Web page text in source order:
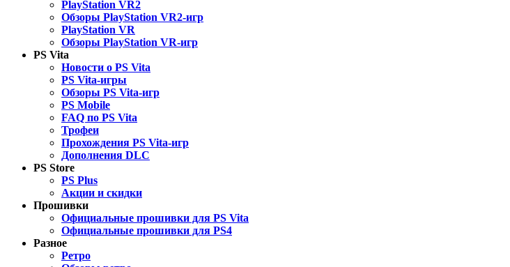
PlayStation VR2
Обзоры PlayStation VR2-игр
PlayStation VR
Обзоры PlayStation VR-игр
PS Vita
Новости о PS Vita
PS Vita-игры
Обзоры PS Vita-игр
PS Mobile
FAQ по PS Vita
Трофеи
Прохождения PS Vita-игр
Дополнения DLC
PS Store
PS Plus
Акции и скидки
Прошивки
Официальные прошивки для PS Vita
Официальные прошивки для PS4
Разное
Ретро